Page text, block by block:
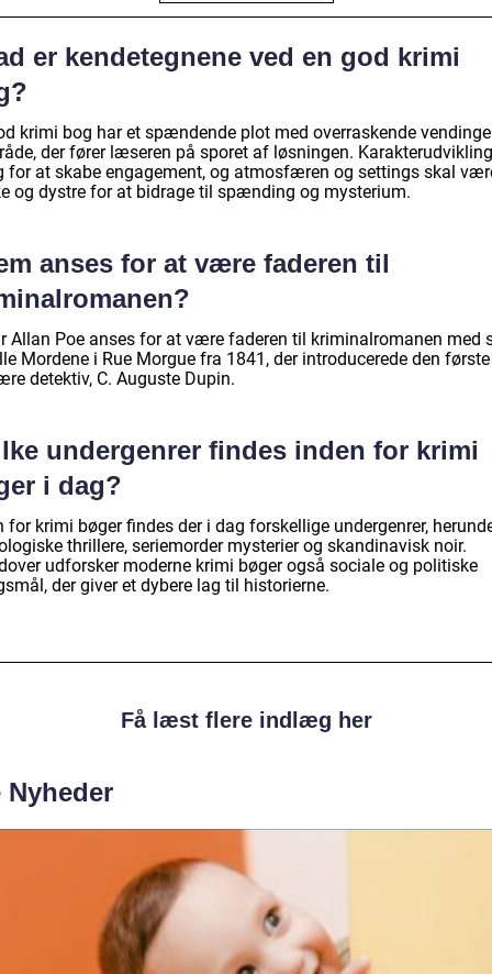
er kendetegnene ved en god krimi
krimi bog har et spændende plot med overraskende
der fører læseren på sporet af løsningen.
for at skabe engagement, og atmosfæren og settings skal
og dystre for at bidrage til spænding og mysterium.
anses for at være faderen til
Allan Poe anses for at være faderen til kriminalromanen med
Mordene i Rue Morgue fra 1841, der introducerede den første
detektiv, C. Auguste Dupin.
undergenrer findes inden for krimi
i dag?
for krimi bøger findes der i dag forskellige undergenrer,
thrillere, seriemorder mysterier og skandinavisk noir.
udforsker moderne krimi bøger også sociale og politiske
der giver et dybere lag til historierne.
Få læst flere indlæg her
Nyheder